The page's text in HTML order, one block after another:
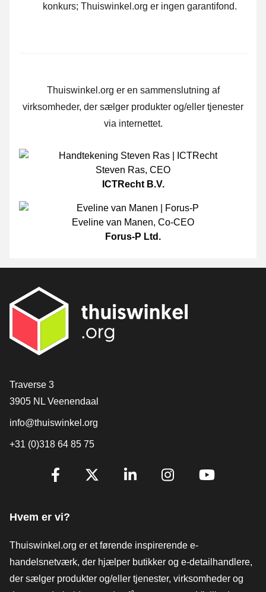
konkurs; Thuiswinkel.org er ingen garantifond.
Thuiswinkel.org er en sammenslutning af
virksomheder, der sælger produkter og/eller tjenester
via internettet.
Steven Ras, CEO
ICTRecht B.V.
Eveline van Manen, Co-CEO
Forus-P Ltd.
[_General:Contact]
Traverse 3
3905 NL Veenendaal
info@thuiswinkel.org
+31 (0)318 64 85 75
[_General:SocialMediaTitle]
Hvem er vi?
Thuiswinkel.org er et førende inspirerende e-
handelsnetværk, der hjælper butikker og e-detailhandlere,
der sælger produkter og/eller tjenester, virksomheder og